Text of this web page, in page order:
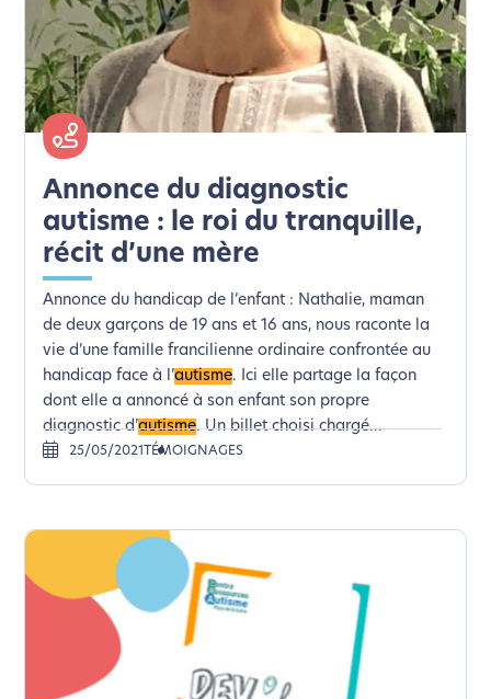
Annonce du diagnostic
autisme : le roi du tranquille,
récit d’une mère
Annonce du handicap de l’enfant : Nathalie, maman
de deux garçons de 19 ans et 16 ans, nous raconte la
vie d’une famille francilienne ordinaire confrontée au
handicap face à l’autisme. Ici elle partage la façon
dont elle a annoncé à son enfant son propre
diagnostic d’autisme. Un billet choisi chargé...
25/05/2021 TÉMOIGNAGES